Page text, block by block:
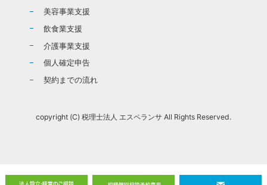
美容事業支援
飲食業支援
介護事業支援
個人確定申告
契約までの流れ
copyright (C) 税理士法人 エスペランサ All Rights Reserved.